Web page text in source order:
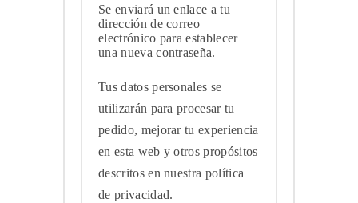
Se enviará un enlace a tu
dirección de correo
electrónico para establecer
una nueva contraseña.
Tus datos personales se
utilizarán para procesar tu
pedido, mejorar tu experiencia
en esta web y otros propósitos
descritos en nuestra política
de privacidad.